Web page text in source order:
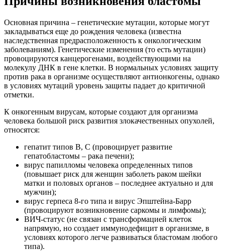
Основная причина – генетические мутации, которые могут
закладываться еще до рождения человека (известна
наследственная предрасположенность к онкологическим
заболеваниям). Генетические изменения (то есть мутации)
провоцируются канцерогенами, воздействующими на
молекулу ДНК в гене клетки. В нормальных условиях защиту
против рака в организме осуществляют антионкогены, однако
в условиях мутаций уровень защиты падает до критичной
отметки.
К онкогенным вирусам, которые создают для организма
человека большой риск развития злокачественных опухолей,
относятся:
гепатит типов B, C (провоцирует развитие
гепатобластомы – рака печени);
вирус папилломы человека определенных типов
(повышает риск для женщин заболеть раком шейки
матки и половых органов – последнее актуально и для
мужчин);
вирус герпеса 8-го типа и вирус Эпштейна-Барр
(провоцируют возникновение саркомы и лимфомы);
ВИЧ-статус (не связан с трансформацией клеток
напрямую, но создает иммунодефицит в организме, в
условиях которого легче развиваться бластомам любого
типа).